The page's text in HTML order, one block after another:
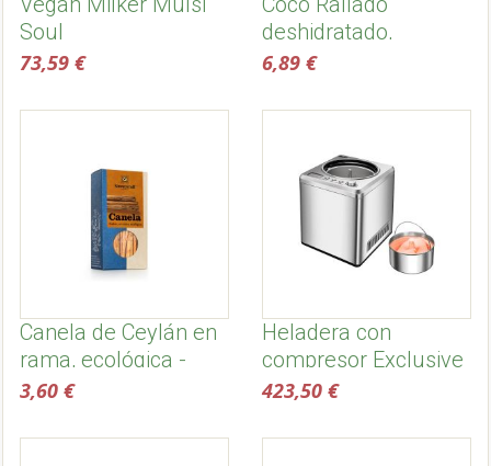
Soul
73,59 €
deshidratado,
ecológico - Salud
6,89 €
Canela de Ceylán en
rama, ecológica -
Sonnentor
3,60 €
Heladera con
compresor Exclusive
2 l - Unold
423,50 €